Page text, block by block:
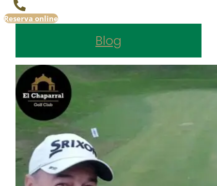
Reserva online
Blog